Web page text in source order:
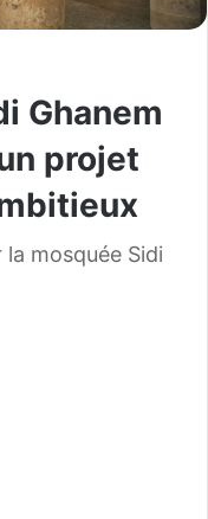
Ghanem
projet
mosquée Sidi